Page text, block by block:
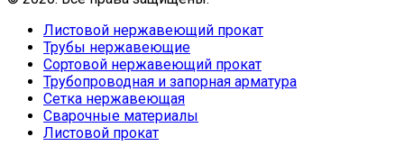
Листовой нержавеющий прокат
Трубы нержавеющие
Сортовой нержавеющий прокат
Трубопроводная и запорная арматура
Сетка нержавеющая
Сварочные материалы
Листовой прокат